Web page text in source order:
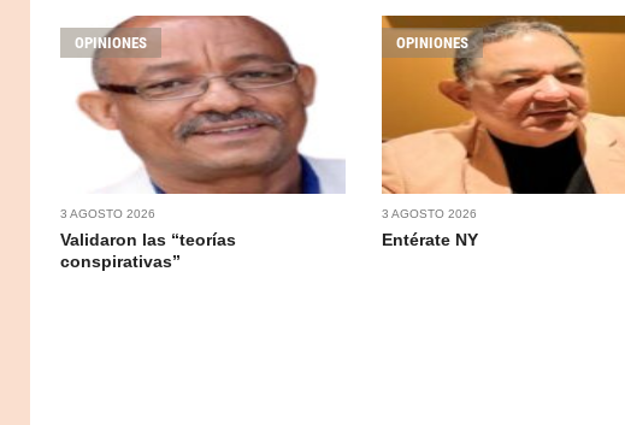
OPINIONES
3 AGOSTO 2026
Validaron las “teorías
conspirativas”
OPINIONES
3 AGOSTO 2026
Entérate NY